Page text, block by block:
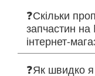
❓Скільки
запчастин
інтернет-
❓Як швидко